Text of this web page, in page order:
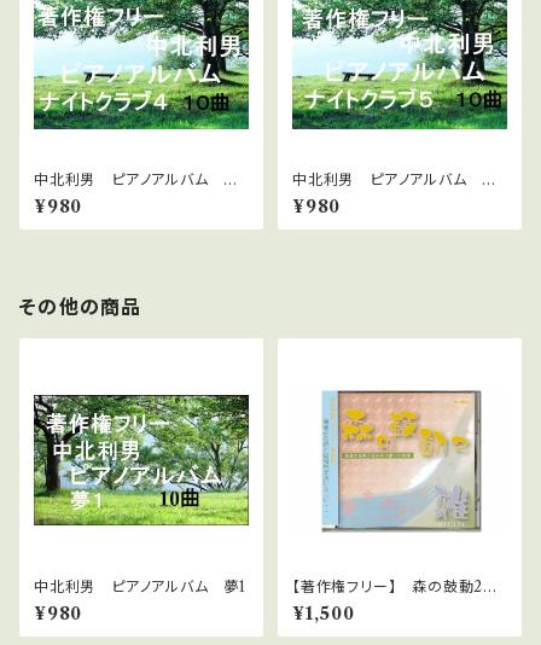
中北利男 ピアノアルバム ナ
イトクラブ4
¥980
中北利男 ピアノアルバム ナ
イトクラブ5
¥980
その他の商品
中北利男 ピアノアルバム 夢1
¥980
【著作権フリー】 森の鼓動2
雅 中北利男 WAVファイルダ
ウンロード版
¥1,500